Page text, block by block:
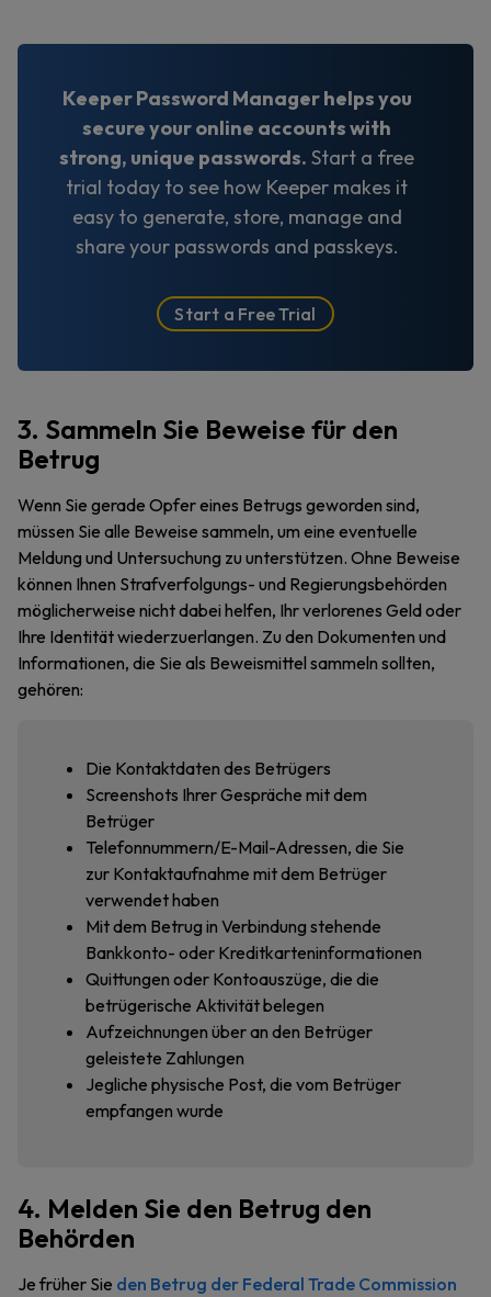
Keeper Password Manager helps you
secure your online accounts with
strong, unique passwords. Start a free
trial today to see how Keeper makes it
easy to generate, store, manage and
share your passwords and passkeys.
Start a Free Trial
3. Sammeln Sie Beweise für den
Betrug
Wenn Sie gerade Opfer eines Betrugs geworden sind,
müssen Sie alle Beweise sammeln, um eine eventuelle
Meldung und Untersuchung zu unterstützen. Ohne Beweise
können Ihnen Strafverfolgungs- und Regierungsbehörden
möglicherweise nicht dabei helfen, Ihr verlorenes Geld oder
Ihre Identität wiederzuerlangen. Zu den Dokumenten und
Informationen, die Sie als Beweismittel sammeln sollten,
gehören:
Die Kontaktdaten des Betrügers
Screenshots Ihrer Gespräche mit dem
Betrüger
Telefonnummern/E-Mail-Adressen, die Sie
zur Kontaktaufnahme mit dem Betrüger
verwendet haben
Mit dem Betrug in Verbindung stehende
Bankkonto- oder Kreditkarteninformationen
Quittungen oder Kontoauszüge, die die
betrügerische Aktivität belegen
Aufzeichnungen über an den Betrüger
geleistete Zahlungen
Jegliche physische Post, die vom Betrüger
empfangen wurde
4. Melden Sie den Betrug den
Behörden
Je früher Sie den Betrug der Federal Trade Commission